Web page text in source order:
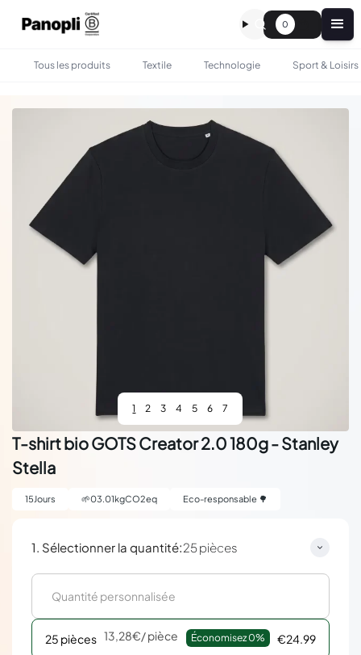
0
Tous les produits Textile Technologie Sport & Loisirs
1 2 3 4 5 6 7
T-shirt bio GOTS Creator 2.0 180g - Stanley
Stella
15 Jours 🌱03.01kgCO2eq Eco-responsable 🌳
1. Sélectionner la quantité:25 pièces
25 pièces 13,28€/ pièce Économisez 0% €24.99